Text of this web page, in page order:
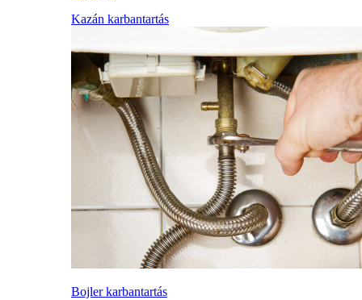
Kazán karbantartás
Bojler karbantartás